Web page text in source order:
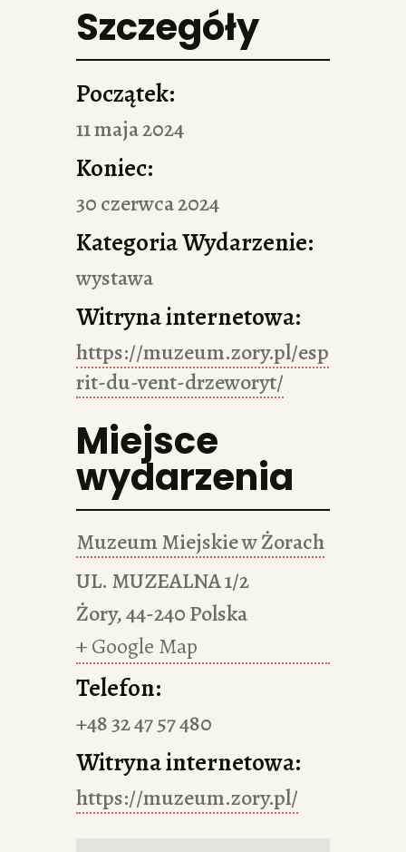
Szczegóły
Początek:
11 maja 2024
Koniec:
30 czerwca 2024
Kategoria Wydarzenie:
wystawa
Witryna internetowa:
https://muzeum.zory.pl/esp
rit-du-vent-drzeworyt/
Miejsce
wydarzenia
Muzeum Miejskie w Żorach
UL. MUZEALNA 1/2
Żory,44-240Polska
+ Google Map
Telefon:
+48 32 47 57 480
Witryna internetowa:
https://muzeum.zory.pl/